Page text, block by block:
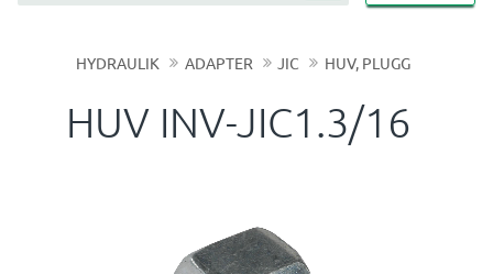
HYDRAULIK ADAPTER JIC HUV, PLUGG
HUV INV-JIC1.3/16